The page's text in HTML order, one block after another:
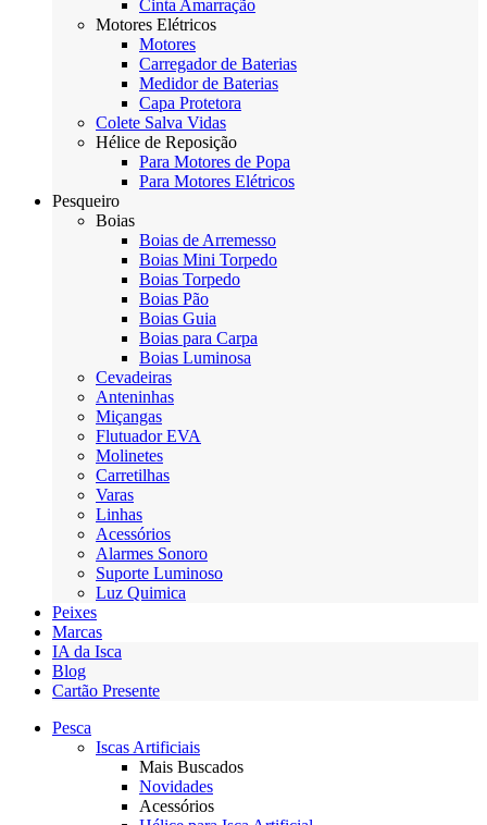
Cinta Amarração
Motores Elétricos
Motores
Carregador de Baterias
Medidor de Baterias
Capa Protetora
Colete Salva Vidas
Hélice de Reposição
Para Motores de Popa
Para Motores Elétricos
Pesqueiro
Boias
Boias de Arremesso
Boias Mini Torpedo
Boias Torpedo
Boias Pão
Boias Guia
Boias para Carpa
Boias Luminosa
Cevadeiras
Anteninhas
Miçangas
Flutuador EVA
Molinetes
Carretilhas
Varas
Linhas
Acessórios
Alarmes Sonoro
Suporte Luminoso
Luz Quimica
Peixes
Marcas
IA da Isca
Blog
Cartão Presente
Pesca
Iscas Artificiais
Mais Buscados
Novidades
Acessórios